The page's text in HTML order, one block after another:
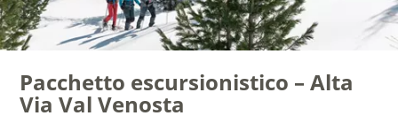
Pacchetto escursionistico – Alta
Via Val Venosta